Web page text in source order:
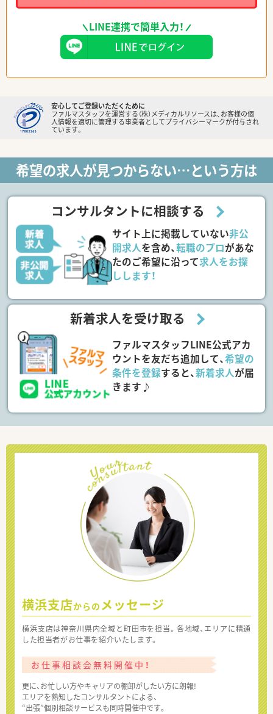
LINE連携で簡単入力！
安心してご登録いただくために
ファルマスタッフを運営する（株）メディカルリソースは、お客様の個
人情報を適切に管理する事業者としてプライバシーマークが付与され
ています。
希望の求人が見つからない…という方は
コンサルタントに相談する
サイト上に掲載していない非公
開求人を含め、転職のプロがあな
たのご希望に沿って求人をお探
しします！
新着求人を受け取る
ファルマスタッフLINE公式アカ
ウントを友だち追加して、希望の
条件を登録すると、新着求人が届
きます♪
横浜支店からの メッセージ
横浜支店は神奈川県内全域と町田市を担当。各地域、エリアに精通
した担当者がお仕事を紹介いたします。
お仕事相談会無料開催中！
更に、お忙しい方やキャリアの棚卸がしたい方に朗報!
エリアを熟知したコンサルタントによる、
“出張”個別相談サービスも同時開催中です。